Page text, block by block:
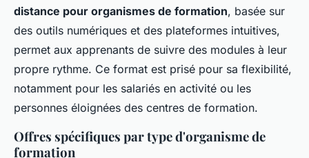
distance pour organismes de formation, basée sur
des outils numériques et des plateformes intuitives,
permet aux apprenants de suivre des modules à leur
propre rythme. Ce format est prisé pour sa flexibilité,
notamment pour les salariés en activité ou les
personnes éloignées des centres de formation.
Offres spécifiques par type d'organisme de
formation